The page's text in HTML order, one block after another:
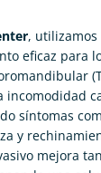
, utilizamos
eficaz para
incomodidad
síntomas
y
mejora